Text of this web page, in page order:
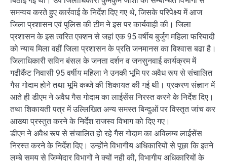
समन्वय करते हुए कार्रवाई के निर्देश दिए गए थे, जिसके परिपेक्ष्य में आज
जिला प्रशासन एवं पुलिस की टीम ने इस पर कार्यवाही की। जिला
प्रशासन के इस त्वरित एक्शन से जहां एक 95 वर्षीय बुर्जुग महिला फरियादी
को न्याय मिला वहीं जिला प्रशासन के प्रति जनमानस का विश्वास बढा है।
जिलाधिकारी सविन बंसल के जनता दर्शन व जनसुनवाई कार्यक्रम में
गढीकैंट निवासी 95 वर्षीय महिला ने उनकी भूमि पर अवैध रूप से संचालित
गैस गोदाम होने तथा भूमि कब्जे की शिकायत की गई थी। प्रकरण संज्ञान में
आते ही डीएम ने अवैध गैस गोदाम का लाईसेंस निरस्त करने के निर्देश दिए।
तथा शिकायती पत्र में उल्लिखित अन्य समस्त बिन्दुओं पर विस्तृत जांच कर
आख्या प्रस्तुत करने के निर्देश राजस्व विभाग को दिए गए।
डीएम ने अवैध रूप से संचालित हो रहे गैस गोदाम का अविलम्ब लाईसेंस
निरस्त करने के निर्देश दिए। उन्होंने विभागीय अधिकारियों से पूछा कि इतने
लम्बे समय से जिम्मेदार विभागों ने क्यों नही की, विभागीय अधिकारियों के